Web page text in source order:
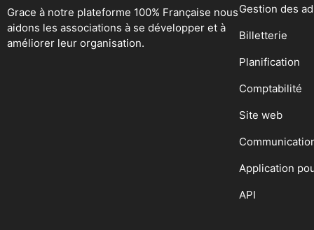
Grace à notre plateforme 100% Française nous
aidons les associations à se développer et à
améliorer leur organisation.
Gestion des
Billetterie
Planification
Comptabilité
Site web
Application
API